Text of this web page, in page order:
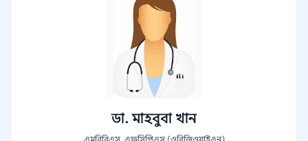
ডা. মাহবুবা খান